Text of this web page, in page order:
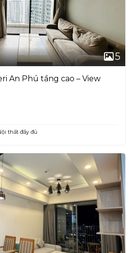
5
An Phú tầng cao – View
thất đầy đủ